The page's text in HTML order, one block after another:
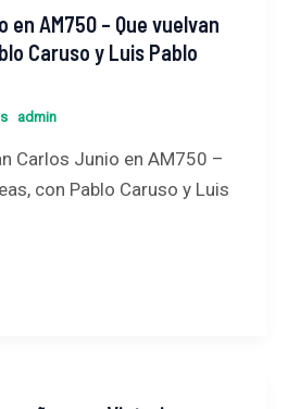
AM750 – Que vuelvan
Caruso y Luis Pablo
admin
Carlos Junio en AM750 –
con Pablo Caruso y Luis